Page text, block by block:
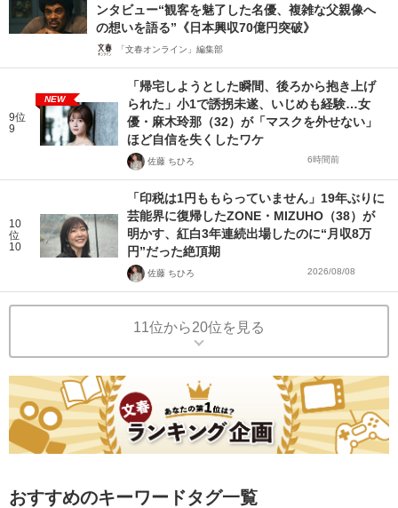
ンタビュー“観客を魅了した名優、複雑な父親像へ
の想いを語る”《日本興収70億円突破》
「文春オンライン」編集部
9位
9
NEW
「帰宅しようとした瞬間、後ろから抱き上げ
られた」小1で誘拐未遂、いじめも経験…女
優・麻木玲那（32）が「マスクを外せない」
ほど自信を失くしたワケ
佐藤 ちひろ 6時間前
10
位
10
「印税は1円ももらっていません」19年ぶりに
芸能界に復帰したZONE・MIZUHO（38）が
明かす、紅白3年連続出場したのに“月収8万
円”だった絶頂期
佐藤 ちひろ 2026/08/08
11位から20位を見る
おすすめのキーワードタグ一覧